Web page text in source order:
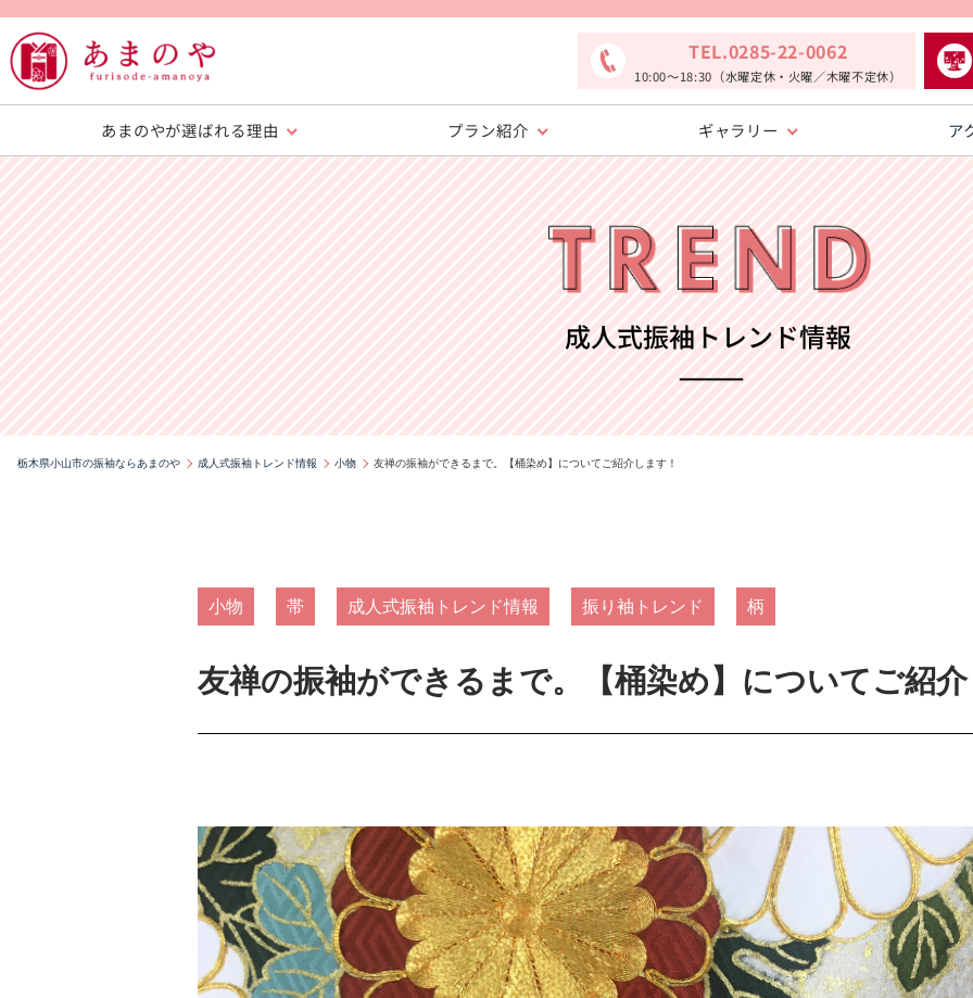
TEL.0285-22-0062
10:00〜18:30（水曜定休・火曜／木曜不定休）
あまのやが選ばれる理由 プラン紹介 ギャラリー ア
栃木県小山市の振袖ならあまのや 成人式振袖トレンド情報 小物 友禅の振袖ができるまで。【桶染め】についてご紹介します！
小物 帯 成人式振袖トレンド情報 振り袖トレンド 柄
友禅の振袖ができるまで。【桶染め】についてご紹